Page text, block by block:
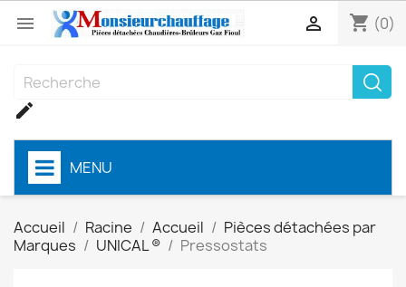
 shopping_cart (0)


MENU
Accueil Racine Accueil
Pièces détachées par
Marques
UNICAL ® Pressostats